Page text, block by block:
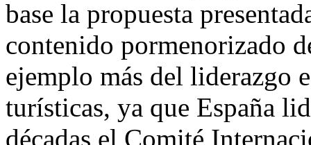
base la propuesta
contenido pormenorizado
ejemplo más del liderazgo
turísticas, ya que España
décadas el Comité